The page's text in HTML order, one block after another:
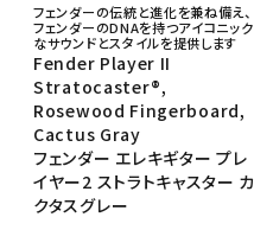
フェンダーの伝統と進化を兼ね備え、
フェンダーのDNAを持つアイコニック
なサウンドとスタイルを提供します
Fender Player II
Stratocaster®,
Rosewood Fingerboard,
Cactus Gray
フェンダー エレキギター プレ
イヤー2 ストラトキャスター カ
クタスグレー